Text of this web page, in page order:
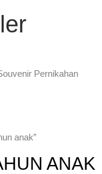
Pernikahan
anak”
ANAK